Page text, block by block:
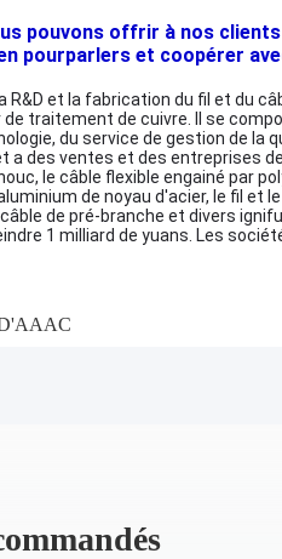
pouvons offrir à nos
pourparlers et coopérer
et la fabrication du fil et du
traitement de cuivre. Il se
du service de gestion de la
des ventes et des entreprises
le câble flexible engainé par
de noyau d'acier, le fil et
de pré-branche et divers
1 milliard de yuans. Les